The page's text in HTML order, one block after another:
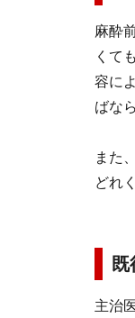
麻酔
くて
容に
ばな
また
どれ
既
主治